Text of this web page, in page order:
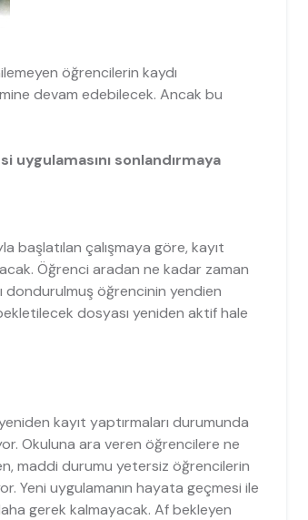
öğrencilerin kaydı
devam edebilecek. Ancak bu
uygulamasını sonlandırmaya
başlatılan çalışmaya göre, kayıt
Öğrenci aradan ne kadar zaman
dondurulmuş öğrencinin yendien
dosyası yeniden aktif hale
kayıt yaptırmaları durumunda
Okuluna ara veren öğrencilere ne
maddi durumu yetersiz öğrencilerin
Yeni uygulamanın hayata geçmesi ile
gerek kalmayacak. Af bekleyen